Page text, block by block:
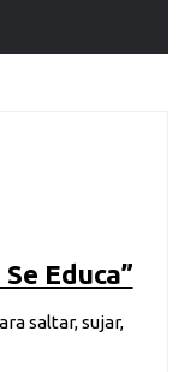
Educa”
saltar, sujar,